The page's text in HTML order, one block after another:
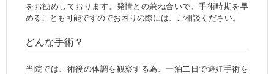
をお勧めしております。発情との兼ね合いで、手術時期を早
めることも可能ですのでお困りの際には、ご相談ください。
どんな手術？
当院では、術後の体調を観察する為、一泊二日で避妊手術を